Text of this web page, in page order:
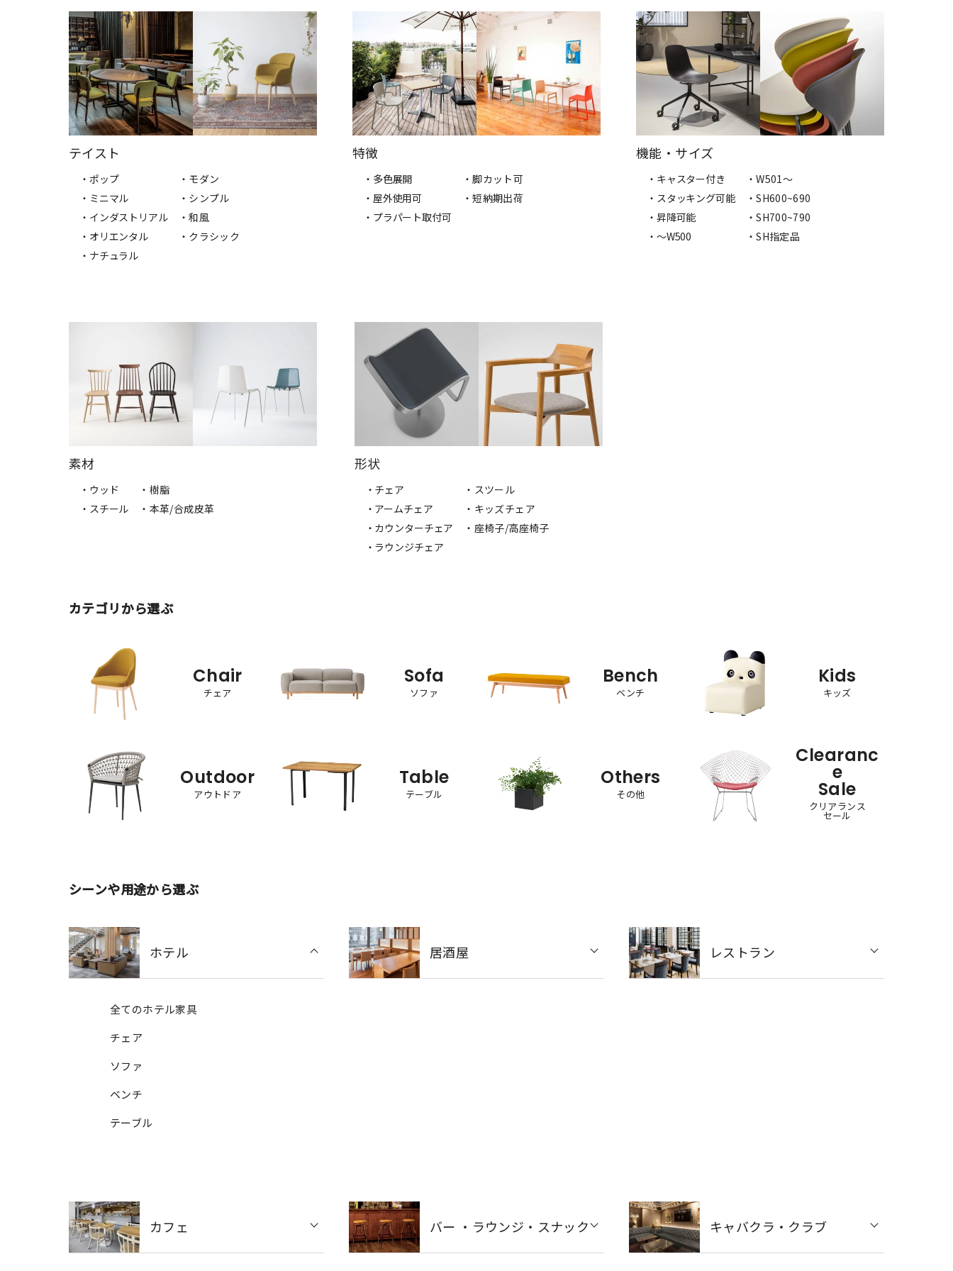
テイスト
・ポップ
・ミニマル
・インダストリアル
・オリエンタル
・ナチュラル
・モダン
・シンプル
・和風
・クラシック
特徴
・多色展開
・屋外使用可
・プラパート取付可
・脚カット可
・短納期出荷
機能・サイズ
・キャスター付き
・スタッキング可能
・昇降可能
・〜W500
・W501〜
・SH600~690
・SH700~790
・SH指定品
素材
・ウッド
・スチール
・樹脂
・本革/合成皮革
形状
・チェア
・アームチェア
・カウンターチェア
・ラウンジチェア
・スツール
・キッズチェア
・座椅子/高座椅子
カテゴリから選ぶ
Chair
チェア
Sofa
ソファ
Bench
ベンチ
Kids
キッズ
Outdoor
アウトドア
Table
テーブル
Others
その他
Clearanc
e
Sale
クリアランス
セール
シーンや用途から選ぶ
ホテル
全てのホテル家具
チェア
ソファ
ベンチ
テーブル
居酒屋 レストラン
カフェ バー ・ラウンジ・スナック キャバクラ・クラブ